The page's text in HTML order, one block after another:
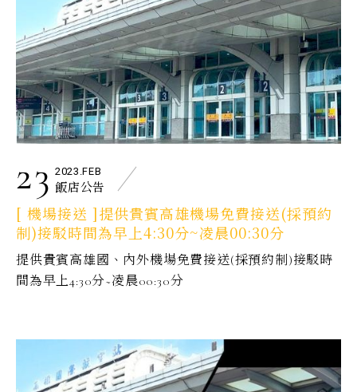
23 2023.FEB
飯店公告
[ 機場接送 ]提供貴賓高雄機場免費接送(採預約
制)接駁時間為早上4:30分~凌晨00:30分
提供貴賓高雄國、內外機場免費接送(採預約制)接駁時
間為早上4:30分~凌晨00:30分